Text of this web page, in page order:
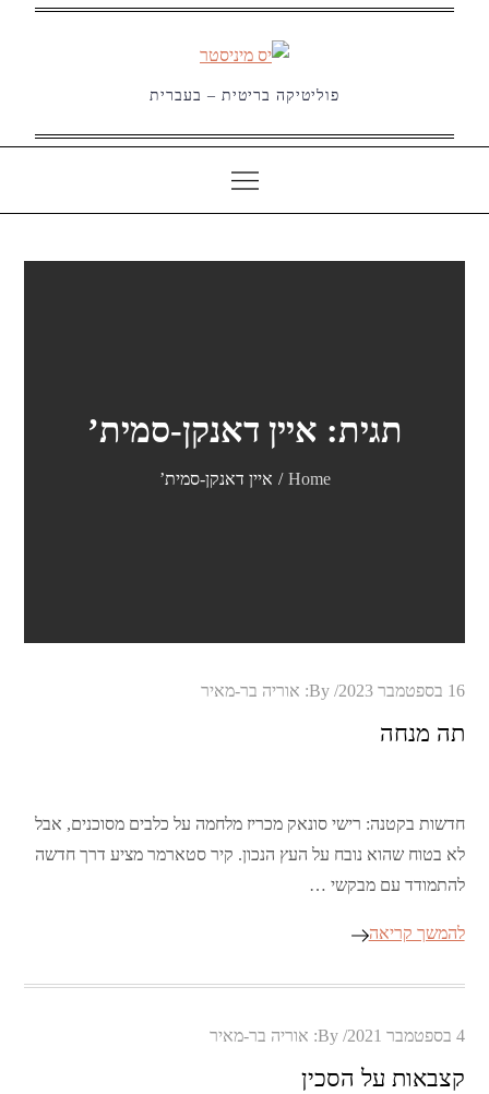
פוליטיקה בריטית – בעברית
תגית: איין דאנקן-סמית’
Home איין דאנקן-סמית’
Posted
16 בספטמבר 2023 By: אוריה בר-מאיר
תה מנחה
חדשות בקטנה: רישי סונאק מכריז מלחמה על כלבים מסוכנים, אבל
לא בטוח שהוא נובח על העץ הנכון. קיר סטארמר מציע דרך חדשה
להתמודד עם מבקשי …
להמשך קריאה
Posted
4 בספטמבר 2021 By: אוריה בר-מאיר
קצבאות על הסכין